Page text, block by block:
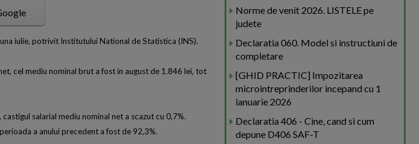
iulie, potrivit Institutului National de Statistica (INS).
cel mediu nominal brut a fost in august de 1.846 lei, tot
salarial mediu nominal net a scazut cu 0,7%.
a anului precedent a fost de 92,3%.
Norme de venit 2026. LISTELE pe
judete
Declaratia 060. Model si instructiuni de
completare
[GHID PRACTIC] Impozitarea
microintreprinderilor incepand cu 1
ianuarie 2026
Declaratia 406 - Cine, cand si cum
depune D406 SAF-T